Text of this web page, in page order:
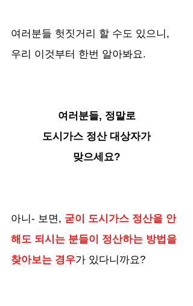
여러분들 헛짓거리 할 수도 있으니,
우리 이것부터 한번 알아봐요.
여러분들, 정말로
도시가스 정산 대상자가
맞으세요?
아니- 보면, 굳이 도시가스 정산을 안
해도 되시는 분들이 정산하는 방법을
찾아보는 경우가 있다니까요?